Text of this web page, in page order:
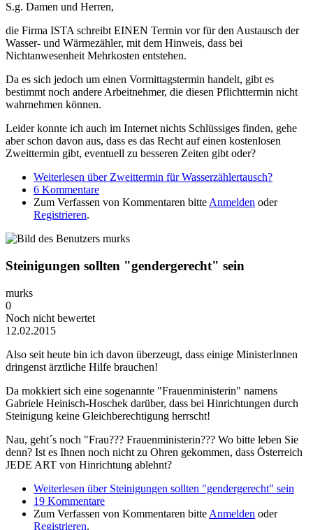
S.g. Damen und Herren,
die Firma ISTA schreibt EINEN Termin vor für den Austausch der
Wasser- und Wärmezähler, mit dem Hinweis, dass bei
Nichtanwesenheit Mehrkosten entstehen.
Da es sich jedoch um einen Vormittagstermin handelt, gibt es
bestimmt noch andere Arbeitnehmer, die diesen Pflichttermin nicht
wahrnehmen können.
Leider konnte ich auch im Internet nichts Schlüssiges finden, gehe
aber schon davon aus, dass es das Recht auf einen kostenlosen
Zweittermin gibt, eventuell zu besseren Zeiten gibt oder?
Weiterlesen über Zweittermin für Wasserzählertausch?
6 Kommentare
Zum Verfassen von Kommentaren bitte Anmelden oder
Registrieren.
Steinigungen sollten "gendergerecht" sein
murks
0
Noch nicht bewertet
12.02.2015
Also seit heute bin ich davon überzeugt, dass einige MinisterInnen
dringenst ärztliche Hilfe brauchen!
Da mokkiert sich eine sogenannte "Frauenministerin" namens
Gabriele Heinisch-Hoschek darüber, dass bei Hinrichtungen durch
Steinigung keine Gleichberechtigung herrscht!
Nau, geht´s noch "Frau??? Frauenministerin??? Wo bitte leben Sie
denn? Ist es Ihnen noch nicht zu Ohren gekommen, dass Österreich
JEDE ART von Hinrichtung ablehnt?
Weiterlesen über Steinigungen sollten "gendergerecht" sein
19 Kommentare
Zum Verfassen von Kommentaren bitte Anmelden oder
Registrieren.